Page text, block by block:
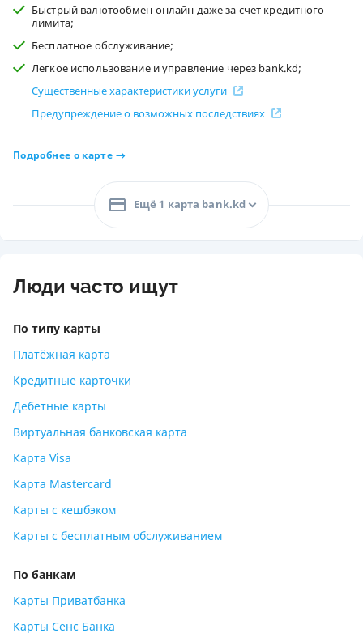
Быстрый валютообмен онлайн даже за счет кредитного
лимита;
Бесплатное обслуживание;
Легкое использование и управление через bank.kd;
Существенные характеристики услуги
Предупреждение о возможных последствиях
Подробнее о карте
Ещё 1 карта bank.kd
Люди часто ищут
По типу карты
Платёжная карта
Кредитные карточки
Дебетные карты
Виртуальная банковская карта
Карта Visa
Карта Mastercard
Карты с кешбэком
Карты с бесплатным обслуживанием
По банкам
Карты Приватбанка
Карты Сенс Банка